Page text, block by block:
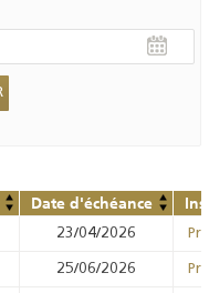
Date d'échéance
23/04/2026
25/06/2026